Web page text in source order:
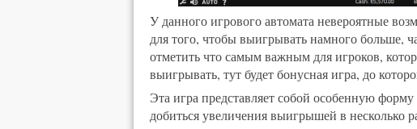
У данного игрового автомата невероятные
для того, чтобы выигрывать намного больше,
отметить что самым важным для игроков,
выигрывать, тут будет бонусная игра, до
Эта игра представляет собой особенную
добиться увеличения выигрышей в несколько